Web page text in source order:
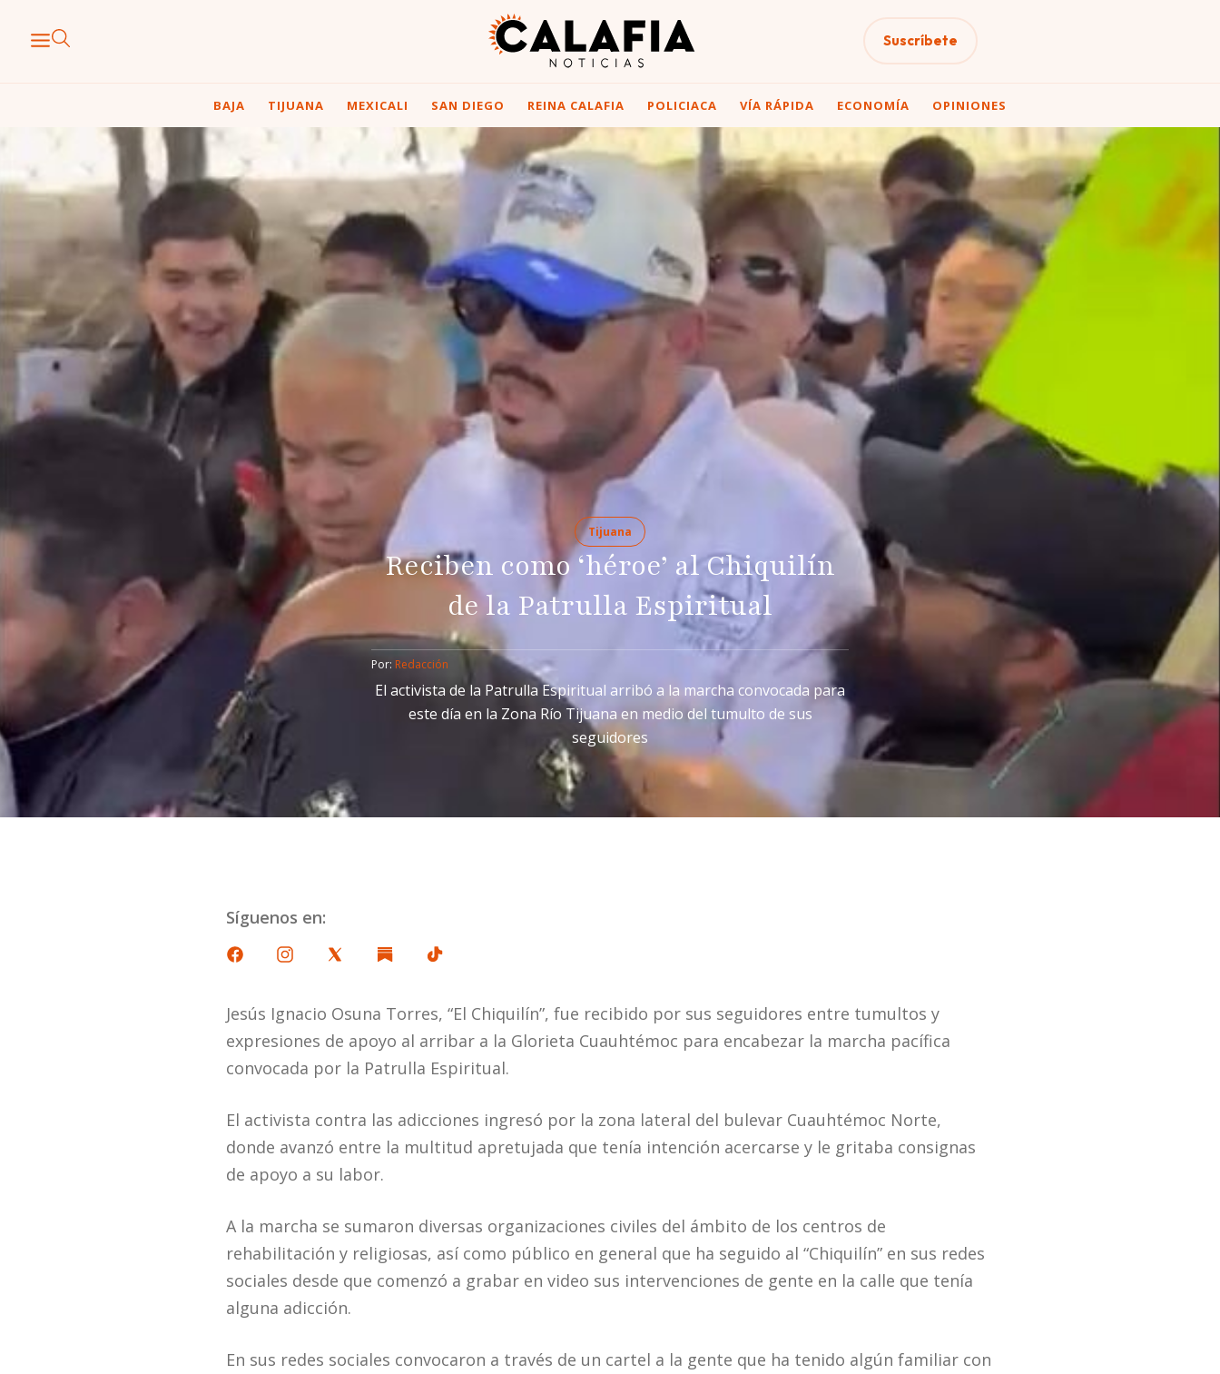
Suscríbete
BAJA TIJUANA MEXICALI SAN DIEGO REINA CALAFIA POLICIACA VÍA RÁPIDA ECONOMÍA OPINIONES
Tijuana
Reciben como ‘héroe’ al Chiquilín
de la Patrulla Espiritual
Por: Redacción
El activista de la Patrulla Espiritual arribó a la marcha convocada para
este día en la Zona Río Tijuana en medio del tumulto de sus
seguidores
Síguenos en:
Jesús Ignacio Osuna Torres, “El Chiquilín”, fue recibido por sus seguidores entre tumultos y
expresiones de apoyo al arribar a la Glorieta Cuauhtémoc para encabezar la marcha pacífica
convocada por la Patrulla Espiritual.
El activista contra las adicciones ingresó por la zona lateral del bulevar Cuauhtémoc Norte,
donde avanzó entre la multitud apretujada que tenía intención acercarse y le gritaba consignas
de apoyo a su labor.
A la marcha se sumaron diversas organizaciones civiles del ámbito de los centros de
rehabilitación y religiosas, así como público en general que ha seguido al “Chiquilín” en sus redes
sociales desde que comenzó a grabar en video sus intervenciones de gente en la calle que tenía
alguna adicción.
En sus redes sociales convocaron a través de un cartel a la gente que ha tenido algún familiar con